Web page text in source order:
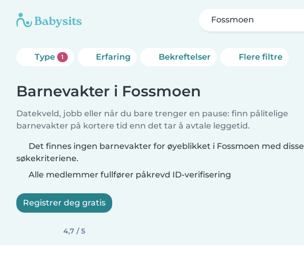
Fossmoen
Type 1 Erfaring Bekreftelser Flere filtre
Barnevakter i Fossmoen
Datekveld, jobb eller når du bare trenger en pause: finn pålitelige
barnevakter på kortere tid enn det tar å avtale leggetid.
Det finnes ingen barnevakter for øyeblikket i Fossmoen med disse
søkekriteriene.
Alle medlemmer fullfører påkrevd ID-verifisering
Registrer deg gratis
4,7 / 5